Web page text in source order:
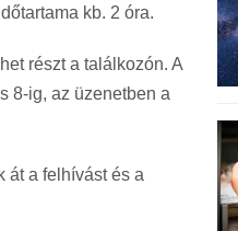
kb. 2 óra.
részt a találkozón. A
8-ig, az üzenetben a
át a felhívást és a